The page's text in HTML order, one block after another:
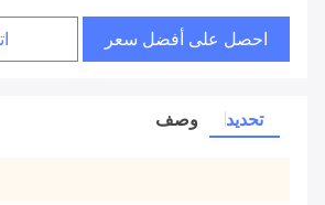
احصل على أفضل سعر
تحديد وصف